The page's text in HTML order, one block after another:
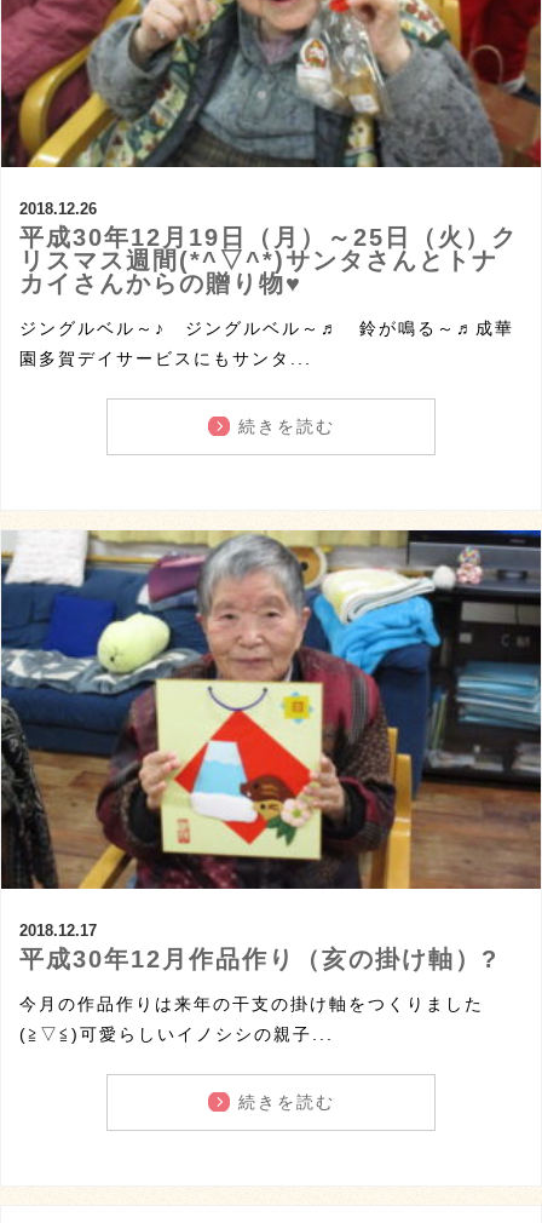
2018.12.26
平成30年12月19日（月）～25日（火）ク
リスマス週間(*^▽^*)サンタさんとトナ
カイさんからの贈り物♥
ジングルベル～♪ ジングルベル～♬ 鈴が鳴る～♬成華
園多賀デイサービスにもサンタ...
続きを読む
2018.12.17
平成30年12月作品作り（亥の掛け軸）?
今月の作品作りは来年の干支の掛け軸をつくりました
(≧▽≦)可愛らしいイノシシの親子...
続きを読む